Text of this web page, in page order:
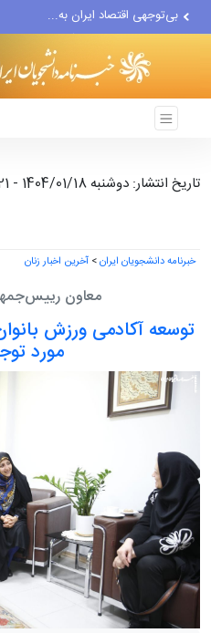
بی‌توجهی اقتصاد ایران به...
خاموشی‌ها تا ۲ هفته آینده...
بررسی دلیل تناقصی دخترانه
اجرای مدل تأمین مالی مشاغل...
تغییر ناگهانی روی نیمکت...
تاریخ انتشار: دوشنبه 1404/01/18 - 22:21
خبرنامه دانشجویان ایران> آخرین اخبار زنان
معاون
توسعه آکادمی ورزش
مورد